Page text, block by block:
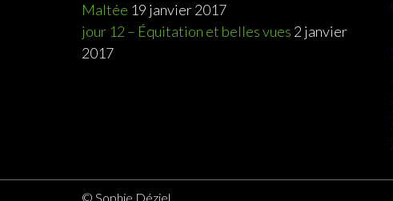
Maltée 19 janvier 2017
jour 12 – Équitation et belles vues 2 janvier
2017
© Sophie Déziel